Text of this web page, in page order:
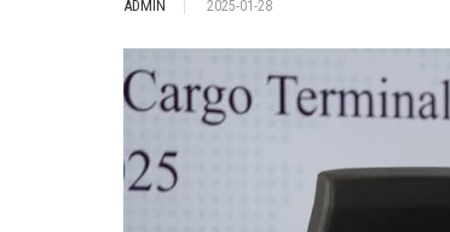
ADMIN 2025-01-28